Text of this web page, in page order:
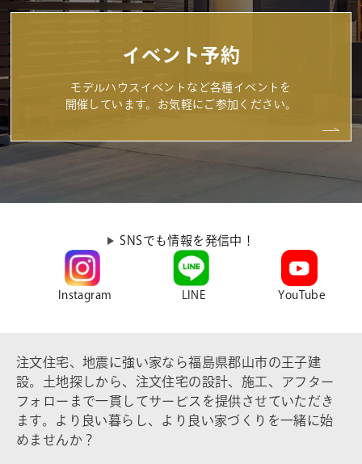
イベント予約
モデルハウスイベントなど各種イベントを
開催しています。お気軽にご参加ください。
SNSでも情報を発信中！
Instagram LINE YouTube
注文住宅、地震に強い家なら福島県郡山市の王子建
設。土地探しから、注文住宅の設計、施工、アフター
フォローまで一貫してサービスを提供させていただき
ます。より良い暮らし、より良い家づくりを一緒に始
めませんか？